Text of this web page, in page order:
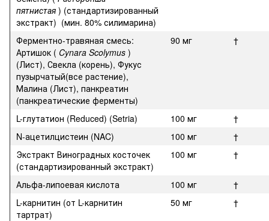
пятнистая ) (стандартизированный
экстракт) (мин. 80% силимарина)
Ферментно-травяная смесь:
Артишок ( Cynara Scolymus )
(Лист), Свекла (корень), Фукус
пузырчатый(все растение),
Малина (Лист), панкреатин
(панкреатические ферменты)
90 мг †
L-глутатион (Reduced) (Setria) 100 мг
†
N-ацетилцистеин (NAC)
100 мг
†
Экстракт Виноградных косточек
(стандартизированный экстракт)
100 мг †
Альфа-липоевая кислота 100 мг
†
L-карнитин (от L-карнитин
тартрат)
50 мг †